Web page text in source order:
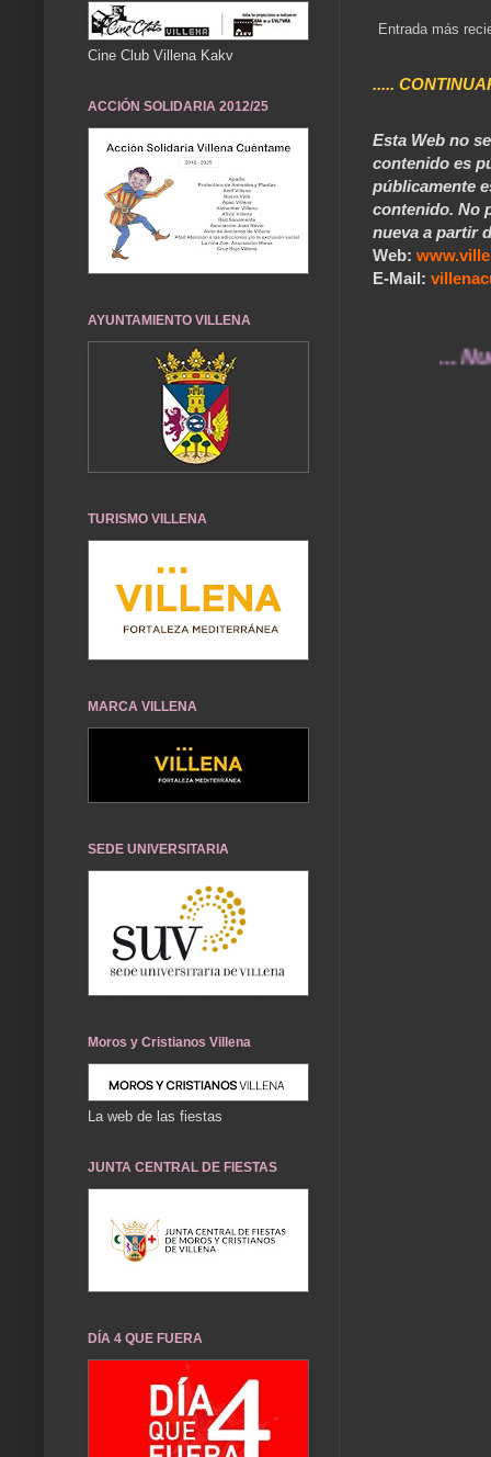
Entrada más
.....
Esta Web no
contenido es
públicamente
contenido. No
nueva a partir
Web:
E-Mail:
... Nuestros
Cine Club Villena Kakv
ACCIÓN SOLIDARIA 2012/25
AYUNTAMIENTO VILLENA
TURISMO VILLENA
MARCA VILLENA
SEDE UNIVERSITARIA
Moros y Cristianos Villena
La web de las fiestas
JUNTA CENTRAL DE FIESTAS
DÍA 4 QUE FUERA